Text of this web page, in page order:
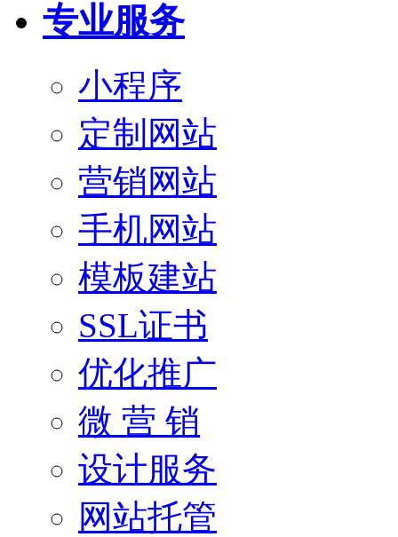
专业服务
小程序
定制网站
营销网站
手机网站
模板建站
SSL证书
优化推广
微 营 销
设计服务
网站托管